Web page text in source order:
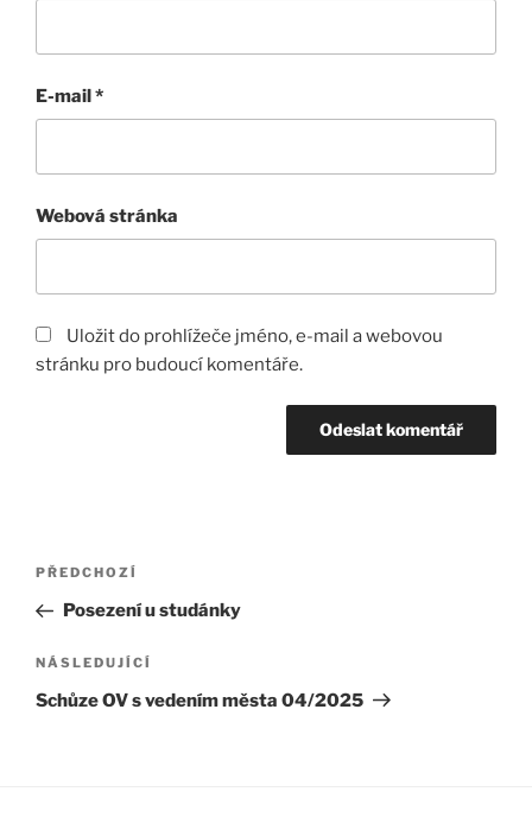
E-mail*
Webová stránka
Uložit do prohlížeče jméno, e-mail a webovou
stránku pro budoucí komentáře.
Navigace
příspěvek
Předchozí
příspěvek
PŘEDCHOZÍ
Posezení u studánky
Následující
příspěvek
NÁSLEDUJÍCÍ
Schůze OV s vedením města 04/2025